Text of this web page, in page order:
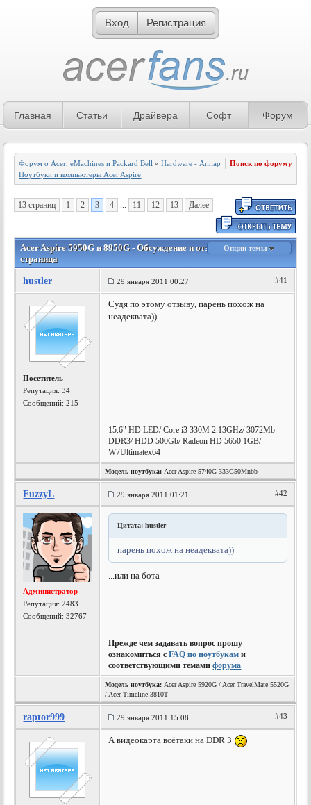
Вход Регистрация
Главная Статьи Драйвера Софт Форум
Форум о Acer, eMachines и Packard Bell »Hardware - Аппаратное обеспечение»
Ноутбуки и компьютеры Acer Aspire
Поиск по форуму
13 страниц 1 2 3 4 ... 11 12 13 Далее
Acer Aspire 5950G и 8950G - Обсуждение и отзывы владельцев - 3
страница
Опции темы
hustler 29 января 2011 00:27 #41
Посетитель
Репутация:34
Сообщений: 215
Судя по этому отзыву, парень похож на
неадеквата))
---------------------------------------------------------
15.6" HD LED/ Core i3 330M 2.13GHz/ 3072Mb
DDR3/ HDD 500Gb/ Radeon HD 5650 1GB/
W7Ultimatex64
Модель ноутбука: Acer Aspire 5740G-333G50Mnbb
FuzzyL 29 января 2011 01:21 #42
Администратор
Репутация:2483
Сообщений: 32767
Цитата: hustler
парень похож на неадеквата))
...или на бота
---------------------------------------------------------
Прежде чем задавать вопрос прошу
ознакомиться сFAQ по ноутбукам и
соответствующими темамифорума
Модель ноутбука: Acer Aspire 5920G / Acer TravelMate 5520G
/ Acer Timeline 3810T
raptor999 29 января 2011 15:08 #43
А видеокарта всётаки на DDR 3